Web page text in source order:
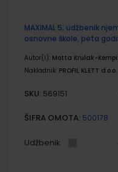
MAXIMAL 5; udžbenik
osnovne škole, peta
Autor(i): Motta Krulak-
Nakladnik: PROFIL KLETT d.o.o.
SKU: 569151
ŠIFRA OMOTA: 500178
Udžbenik